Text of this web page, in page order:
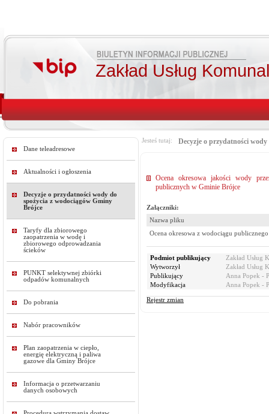
Zakład Usług
Dane teleadresowe
Aktualności i ogłoszenia
Decyzje o przydatności wody do
spożycia z wodociągów Gminy
Brójce
Taryfy dla zbiorowego
zaopatrzenia w wodę i
zbiorowego odprowadzania
ścieków
PUNKT selektywnej zbiórki
odpadów komunalnych
Do pobrania
Nabór pracowników
Plan zaopatrzenia w ciepło,
energię elektryczną i paliwa
gazowe dla Gminy Brójce
Informacja o przetwarzaniu
danych osobowych
Jesteś tutaj: Decyzje o przydatności
Ocena okresowa jakości wody
publicznych w Gminie Brójce
Załączniki:
Nazwa pliku
Ocena okresowa z wodociągu
Podmiot publikujący
Zakład Usług
Wytworzył
Zakład Usług
Publikujący
Anna Popek -
Modyfikacja
Anna Popek -
Rejestr zmian